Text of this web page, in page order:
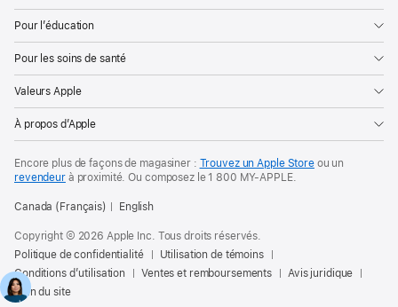
Pour l’éducation
Pour les soins de santé
Valeurs Apple
À propos d’Apple
Encore plus de façons de magasiner : Trouvez un Apple Storeou un
revendeurà proximité. Ou composez le1 800 MY‑APPLE.
Canada (Français) English
Copyright © 2026 Apple Inc. Tous droits réservés.
Politique de confidentialité
Utilisation de témoins
Conditions d’utilisation
Ventes et remboursements
Avis juridique
Plan du site